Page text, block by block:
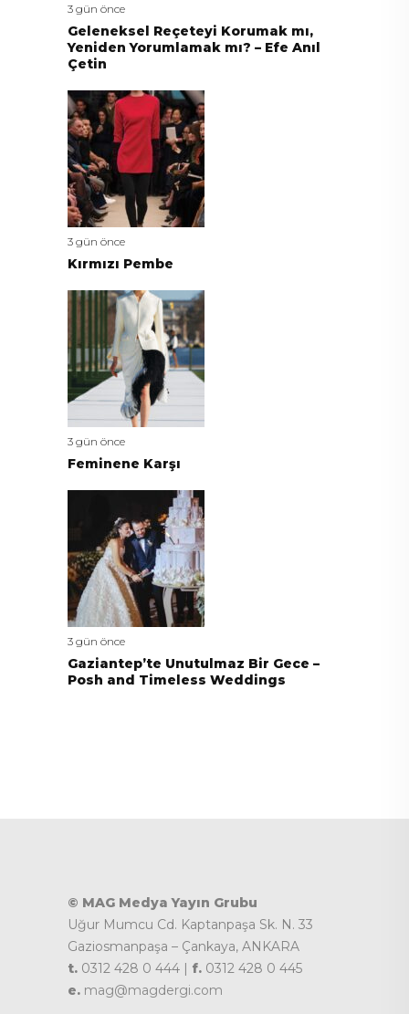
3 gün önce
Geleneksel Reçeteyi Korumak mı,
Yeniden Yorumlamak mı? – Efe Anıl
Çetin
3 gün önce
Kırmızı Pembe
3 gün önce
Feminene Karşı
3 gün önce
Gaziantep’te Unutulmaz Bir Gece –
Posh and Timeless Weddings
© MAG Medya Yayın Grubu
Uğur Mumcu Cd. Kaptanpaşa Sk. N. 33
Gaziosmanpaşa – Çankaya, ANKARA
t. 0312 428 0 444 | f. 0312 428 0 445
e. mag@magdergi.com